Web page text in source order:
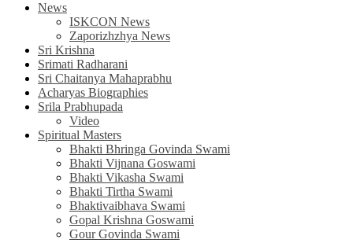
News
ISKCON News
Zaporizhzhya News
Sri Krishna
Srimati Radharani
Sri Chaitanya Mahaprabhu
Acharyas Biographies
Srila Prabhupada
Video
Spiritual Masters
Bhakti Bhringa Govinda Swami
Bhakti Vijnana Goswami
Bhakti Vikasha Swami
Bhakti Tirtha Swami
Bhaktivaibhava Swami
Gopal Krishna Goswami
Gour Govinda Swami